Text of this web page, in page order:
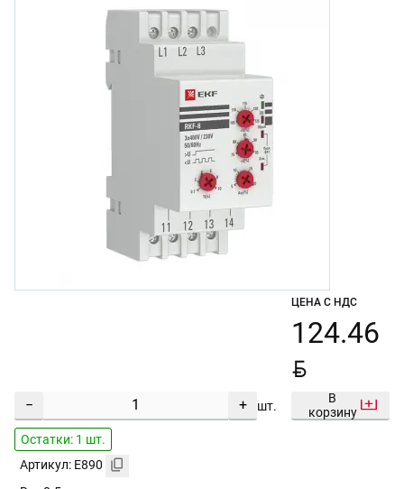
− + шт.
ЦЕНА С НДС
124.46
BYN
В
корзину
Остатки: 1 шт.
Артикул: E890